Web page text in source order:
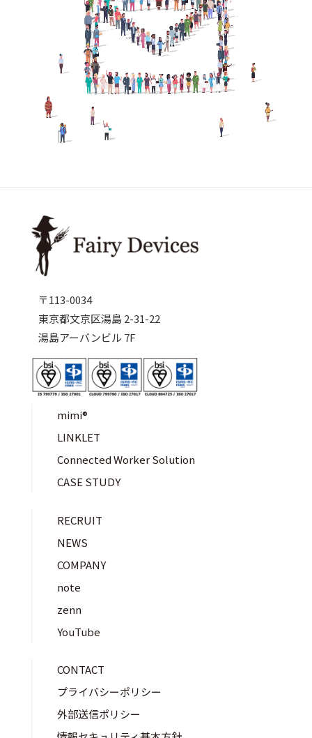
〒113-0034
東京都文京区湯島 2-31-22
湯島アーバンビル 7F
mimi®︎
LINKLET
Connected Worker Solution
CASE STUDY
RECRUIT
NEWS
COMPANY
note
zenn
YouTube
CONTACT
プライバシーポリシー
外部送信ポリシー